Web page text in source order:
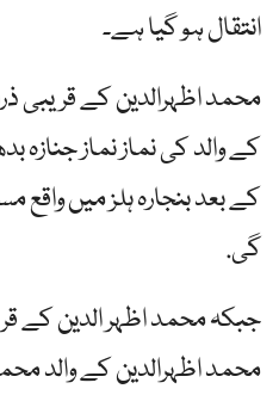
انتقال ہو گیا ہے۔
محمد اظہرالدین کے قریبی
کے بعد بنجارہ ہلز میں واقع
گی.
جبکہ محمد اظہر الدین کے
محمد اظہرالدین کے والد